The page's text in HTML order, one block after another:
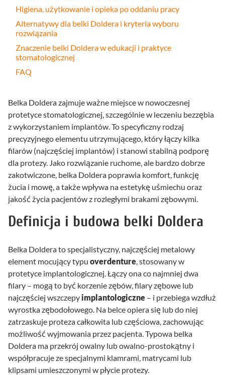
Higiena, użytkowanie i opieka po oddaniu pracy
Alternatywy dla belki Doldera i kryteria wyboru
rozwiązania
Znaczenie belki Doldera w edukacji i praktyce
stomatologicznej
FAQ
Belka Doldera zajmuje ważne miejsce w nowoczesnej
protetyce stomatologicznej, szczególnie w leczeniu bezzębia
z wykorzystaniem implantów. To specyficzny rodzaj
precyzyjnego elementu utrzymującego, który łączy kilka
filarów (najczęściej implantów) i stanowi stabilną podporę
dla protezy. Jako rozwiązanie ruchome, ale bardzo dobrze
zakotwiczone, belka Doldera poprawia komfort, funkcję
żucia i mowę, a także wpływa na estetykę uśmiechu oraz
jakość życia pacjentów z rozległymi brakami zębowymi.
Definicja i budowa belki Doldera
Belka Doldera to specjalistyczny, najczęściej metalowy
element mocujący typu overdenture, stosowany w
protetyce implantologicznej. Łączy ona co najmniej dwa
filary – mogą to być korzenie zębów, filary zębowe lub
najczęściej wszczepyimplantologiczne – i przebiega wzdłuż
wyrostka zębodołowego. Na belce opiera się lub do niej
zatrzaskuje proteza całkowita lub częściowa, zachowując
możliwość wyjmowania przez pacjenta. Typowa belka
Doldera ma przekrój owalny lub owalno-prostokątny i
współpracuje ze specjalnymi klamrami, matrycami lub
klipsami umieszczonymi w płycie protezy.